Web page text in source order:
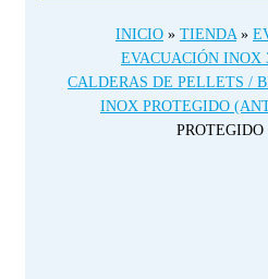
INICIO » TIENDA »
EVACUACIÓN INOX
CALDERAS DE PELLETS /
INOX PROTEGIDO